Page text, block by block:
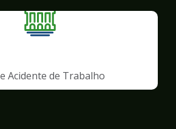
Acidente de Trabalho